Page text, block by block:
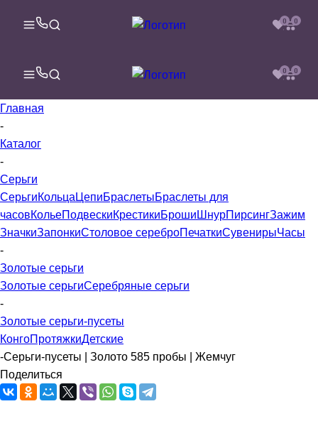
0 0
0 0
Главная
-
Каталог
-
Серьги
СерьгиКольца ЦепиБраслетыБраслеты для
часовКольеПодвескиКрестикиБроши ШнурПирсингЗажим
ЗначкиЗапонкиСтоловое сереброПечаткиСувенирыЧасы
-
Золотые серьги
Золотые серьгиСеребряные серьги
-
Золотые серьги-пусеты
КонгоПротяжкиДетские
-Серьги-пусеты | Золото 585 пробы | Жемчуг
Поделиться